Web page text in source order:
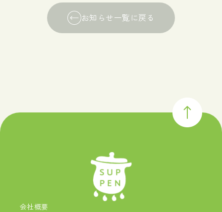
お知らせ一覧に戻る
会社概要